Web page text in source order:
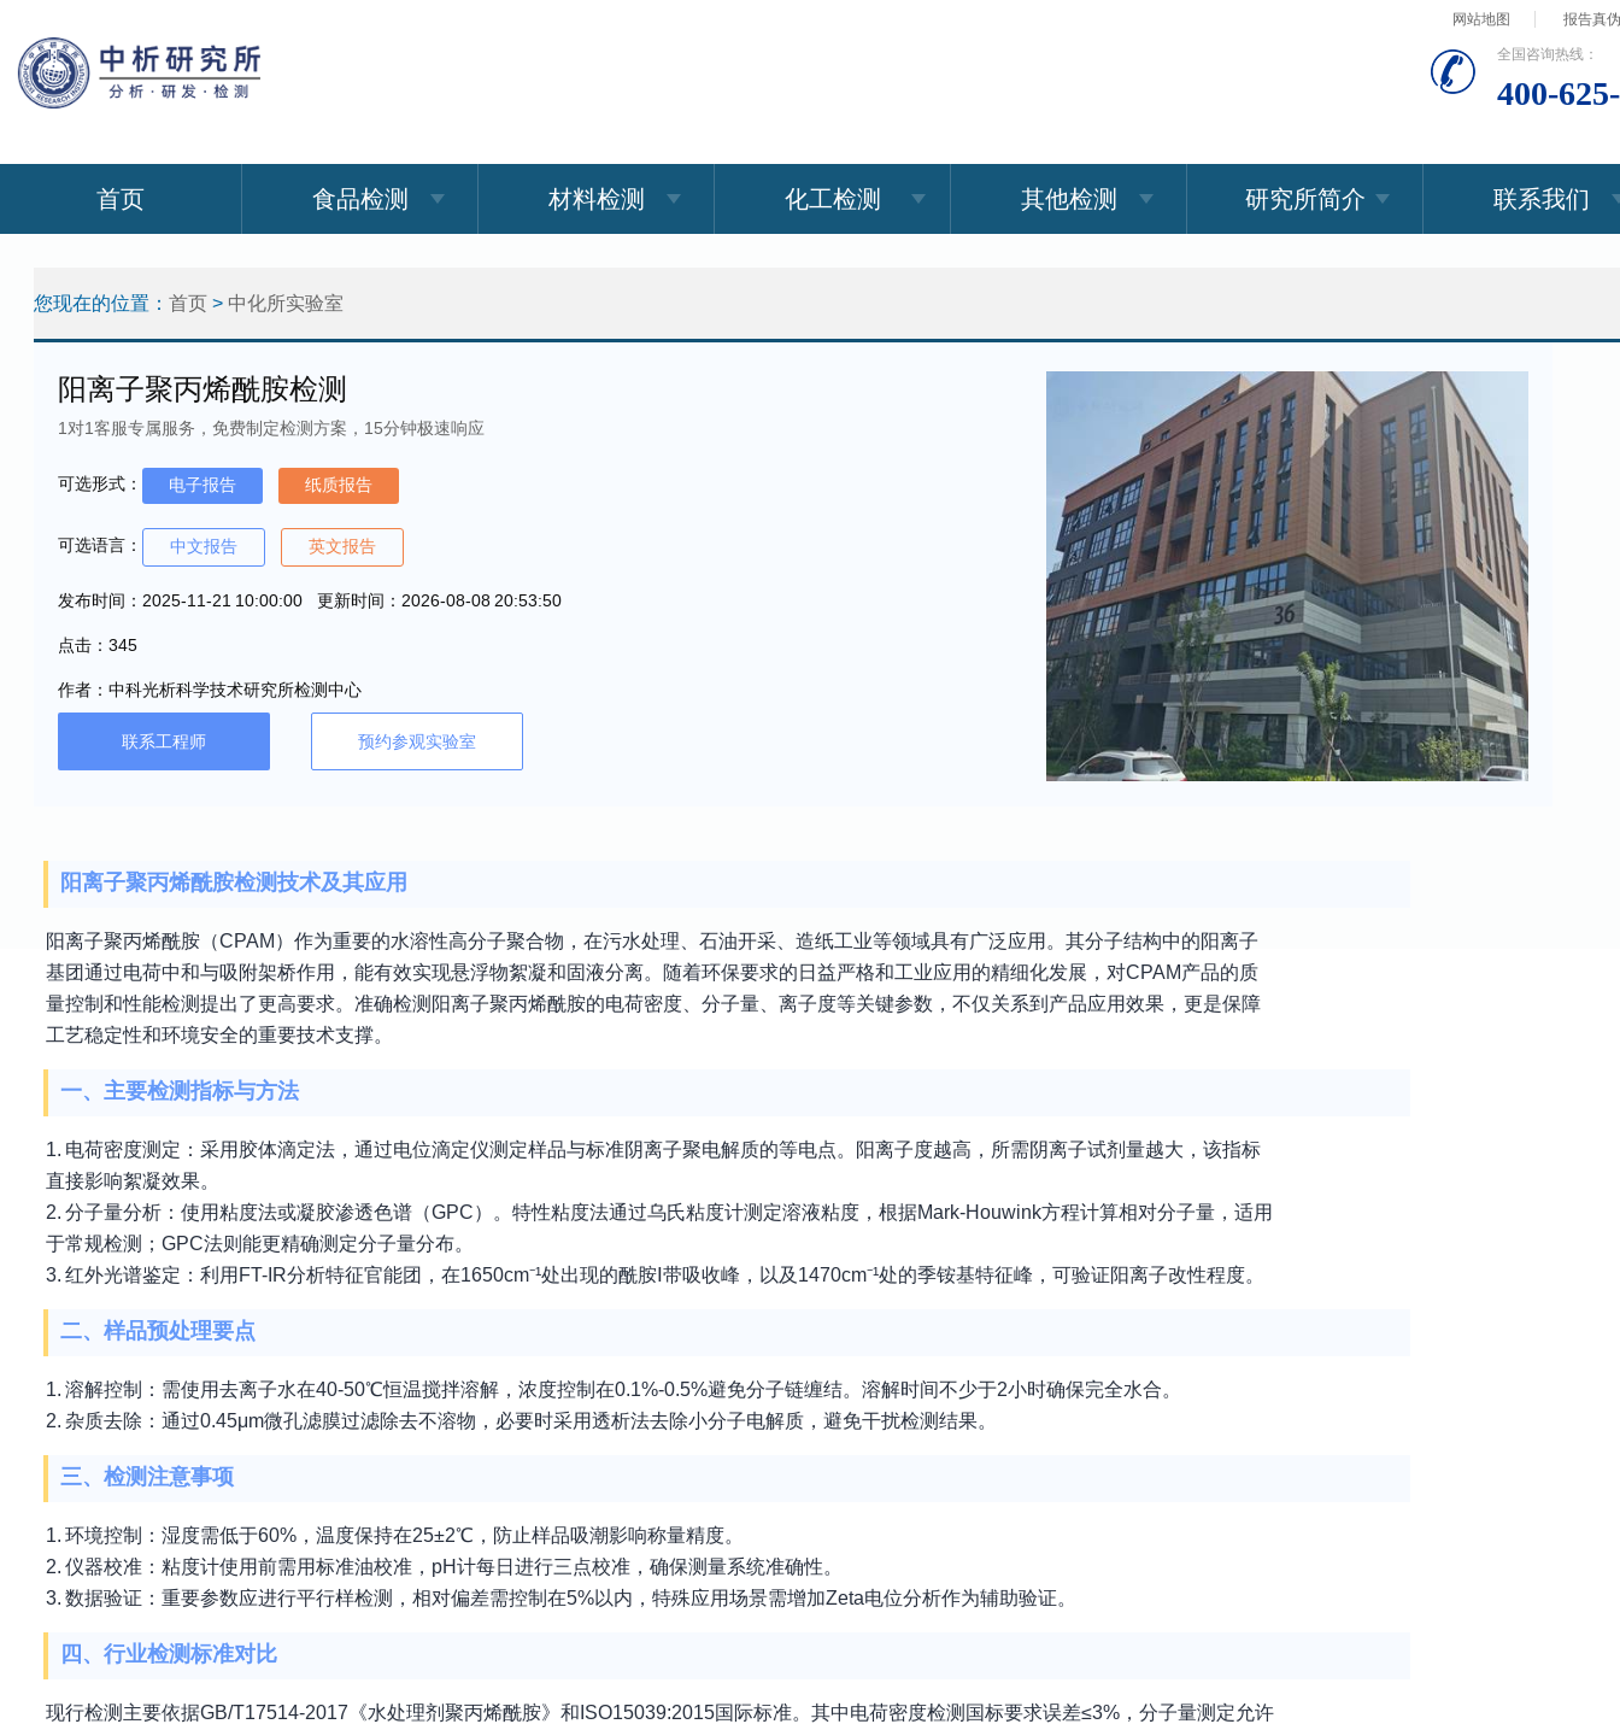
网站地图 报告真
全国咨询热线：
400-
首页 食品检测 材料检测 化工检测 其他检测 研究所简介 联系我们
您现在的位置： 首页 > 中化所实验室
阳离子聚丙烯酰胺检测
1对1客服专属服务，免费制定检测方案，15分钟极速响应
可选形式： 电子报告 纸质报告
可选语言： 中文报告 英文报告
发布时间：2025-11-21 10:00:00 更新时间：2026-08-08 20:53:50
点击：345
作者：中科光析科学技术研究所检测中心
联系工程师 预约参观实验室
阳离子聚丙烯酰胺检测技术及其应用
阳离子聚丙烯酰胺（CPAM）作为重要的水溶性高分子聚合物，在污水处理、石油开采、造纸工业等领域具有广泛应用。其分子结构中的阳离子
基团通过电荷中和与吸附架桥作用，能有效实现悬浮物絮凝和固液分离。随着环保要求的日益严格和工业应用的精细化发展，对CPAM产品的质
量控制和性能检测提出了更高要求。准确检测阳离子聚丙烯酰胺的电荷密度、分子量、离子度等关键参数，不仅关系到产品应用效果，更是保障
工艺稳定性和环境安全的重要技术支撑。
一、主要检测指标与方法
1. 电荷密度测定：采用胶体滴定法，通过电位滴定仪测定样品与标准阴离子聚电解质的等电点。阳离子度越高，所需阴离子试剂量越大，该指标
直接影响絮凝效果。
2. 分子量分析：使用粘度法或凝胶渗透色谱（GPC）。特性粘度法通过乌氏粘度计测定溶液粘度，根据Mark-Houwink方程计算相对分子量，适用
于常规检测；GPC法则能更精确测定分子量分布。
3. 红外光谱鉴定：利用FT-IR分析特征官能团，在1650cm⁻¹处出现的酰胺Ⅰ带吸收峰，以及1470cm⁻¹处的季铵基特征峰，可验证阳离子改性程度。
二、样品预处理要点
1. 溶解控制：需使用去离子水在40-50℃恒温搅拌溶解，浓度控制在0.1%-0.5%避免分子链缠结。溶解时间不少于2小时确保完全水合。
2. 杂质去除：通过0.45μm微孔滤膜过滤除去不溶物，必要时采用透析法去除小分子电解质，避免干扰检测结果。
三、检测注意事项
1. 环境控制：湿度需低于60%，温度保持在25±2℃，防止样品吸潮影响称量精度。
2. 仪器校准：粘度计使用前需用标准油校准，pH计每日进行三点校准，确保测量系统准确性。
3. 数据验证：重要参数应进行平行样检测，相对偏差需控制在5%以内，特殊应用场景需增加Zeta电位分析作为辅助验证。
四、行业检测标准对比
现行检测主要依据GB/T17514-2017《水处理剂聚丙烯酰胺》和ISO15039:2015国际标准。其中电荷密度检测国标要求误差≤3%，分子量测定允许